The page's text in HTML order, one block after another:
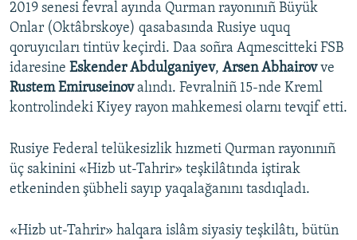
2019 senesi fevral ayında Qurman rayonınıñ Büyük
Onlar (Oktâbrskoye) qasabasında Rusiye uquq
qoruyıcıları tintüv keçirdi. Daa soñra Aqmescitteki FSB
idaresine Eskender Abdulganiyev, Arsen Abhairovve
Rustem Emiruseinovalındı. Fevralniñ 15-nde Kreml
kontrolindeki Kiyey rayon mahkemesi olarnı tevqif etti.
Rusiye Federal telükesizlik hızmeti Qurman rayonınıñ
üç sakinini «Hizb ut-Tahrir» teşkilâtında iştirak
etkeninden şübheli sayıp yaqalağanını tasdıqladı.
«Hizb ut-Tahrir» halqara islâm siyasiy teşkilâtı, bütün